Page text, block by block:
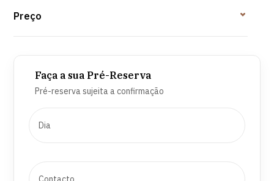
Preço
Faça a sua Pré-Reserva
Pré-reserva sujeita a confirmação